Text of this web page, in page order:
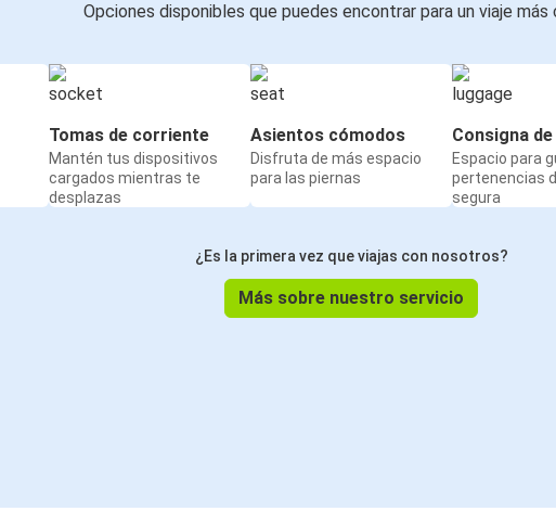
Opciones disponibles que puedes encontrar para un viaje más
Tomas de corriente
Mantén tus dispositivos
cargados mientras te
desplazas
Asientos cómodos
Disfruta de más espacio
para las piernas
Consigna
Espacio para
pertenencias
segura
¿Es la primera vez que viajas con nosotros?
Más sobre nuestro servicio